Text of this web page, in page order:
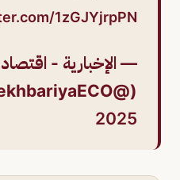
1zGJYjrpPN
— الإخبارية - اقتصاد
(@alekhbariyaECO)
2025